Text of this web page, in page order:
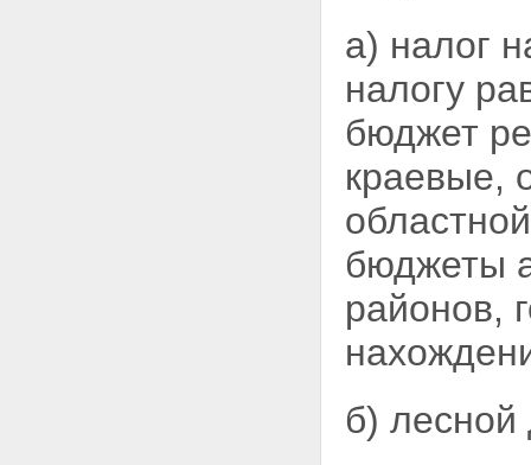
а) налог
налогу
бюджет
краевые,
бюджеты
районов,
б) лесной